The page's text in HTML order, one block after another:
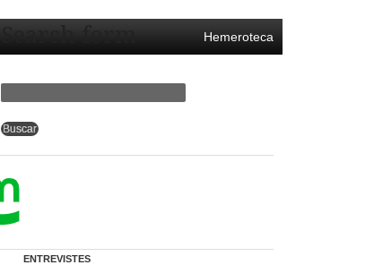
Hemeroteca
Search form
ENTREVISTES